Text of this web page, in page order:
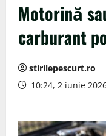
Motorină
carburant
stirilepescurt.ro
10:24, 2 iunie